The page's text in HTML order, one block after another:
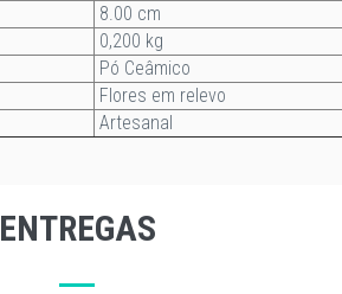
8.00 cm
0,200 kg
Pó Ceâmico
Flores em relevo
Artesanal
ENTREGAS